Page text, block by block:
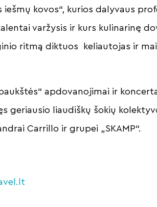
kovos“, kurios dalyvaus
varžysis ir kurs kulinarinę
ritmą diktuos keliautojas ir
apdovanojimai ir
geriausio liaudiškų šokių
Carrillo ir grupei „SKAMP“.